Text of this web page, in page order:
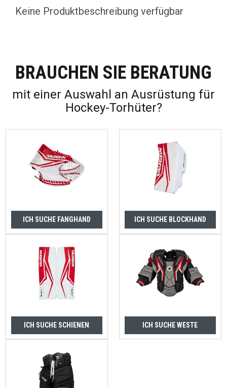
Keine Produktbeschreibung verfügbar
BRAUCHEN SIE BERATUNG
mit einer Auswahl an Ausrüstung für
Hockey-Torhüter?
ICH SUCHE FANGHAND ICH SUCHE BLOCKHAND
ICH SUCHE SCHIENEN ICH SUCHE WESTE